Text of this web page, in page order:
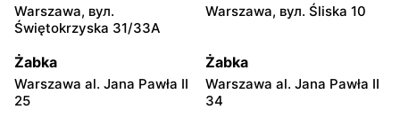
Warszawa, вул.
Świętokrzyska 31/33A
Warszawa, вул. Śliska 10
Żabka
Warszawa al. Jana Pawła II
25
Żabka
Warszawa al. Jana Pawła II
34